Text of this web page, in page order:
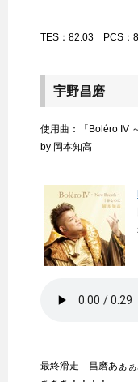
TES：82.03 PCS：
宇野昌磨
使用曲：「Boléro IV
by 岡本知高
最終滑走 昌磨あぁぁ